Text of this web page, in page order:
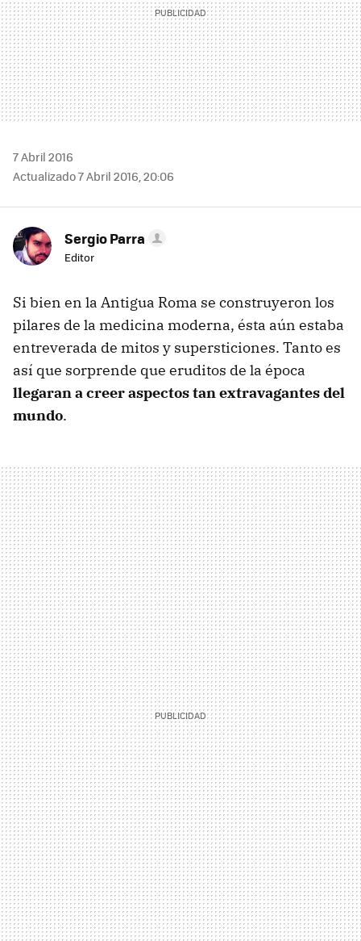
7 Abril 2016
Actualizado 7 Abril 2016, 20:06
Sergio Parra
Editor
Si bien en la Antigua Roma se construyeron los
pilares de la medicina moderna, ésta aún estaba
entreverada de mitos y supersticiones. Tanto es
así que sorprende que eruditos de la época
llegaran a creer aspectos tan extravagantes del
mundo.